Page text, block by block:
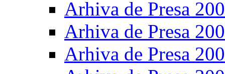
Arhiva de Presa
Arhiva de Presa
Arhiva de Presa